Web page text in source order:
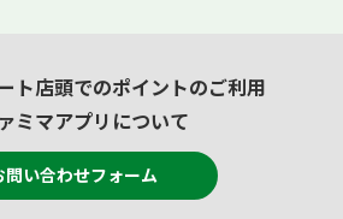
ト店頭でのポイントのご利用
ミマアプリについて
問い合わせフォーム